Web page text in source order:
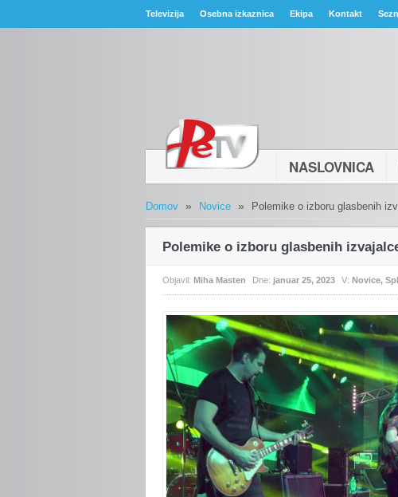
Televizija Osebna izkaznica Ekipa Kontakt
NASLOVNICA
Domov » Novice » Polemike o izboru glasbenih
Polemike o izboru glasbenih
Objavil: Miha Masten Dne: januar 25, 2023 V: Novice,